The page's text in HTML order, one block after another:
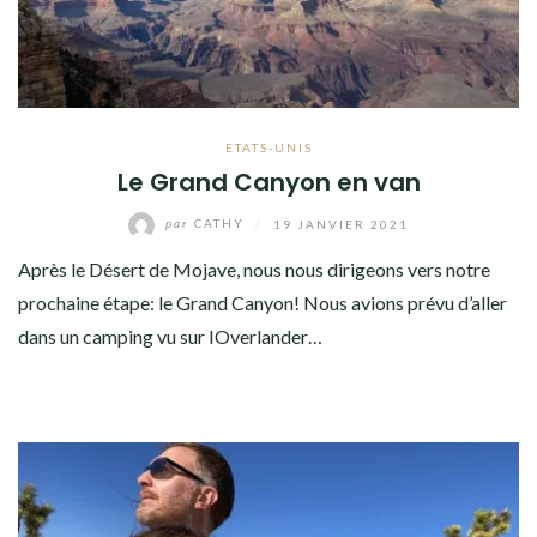
ETATS-UNIS
Le Grand Canyon en van
par CATHY 19 JANVIER 2021
Après le Désert de Mojave, nous nous dirigeons vers notre
prochaine étape: le Grand Canyon! Nous avions prévu d’aller
dans un camping vu sur IOverlander…